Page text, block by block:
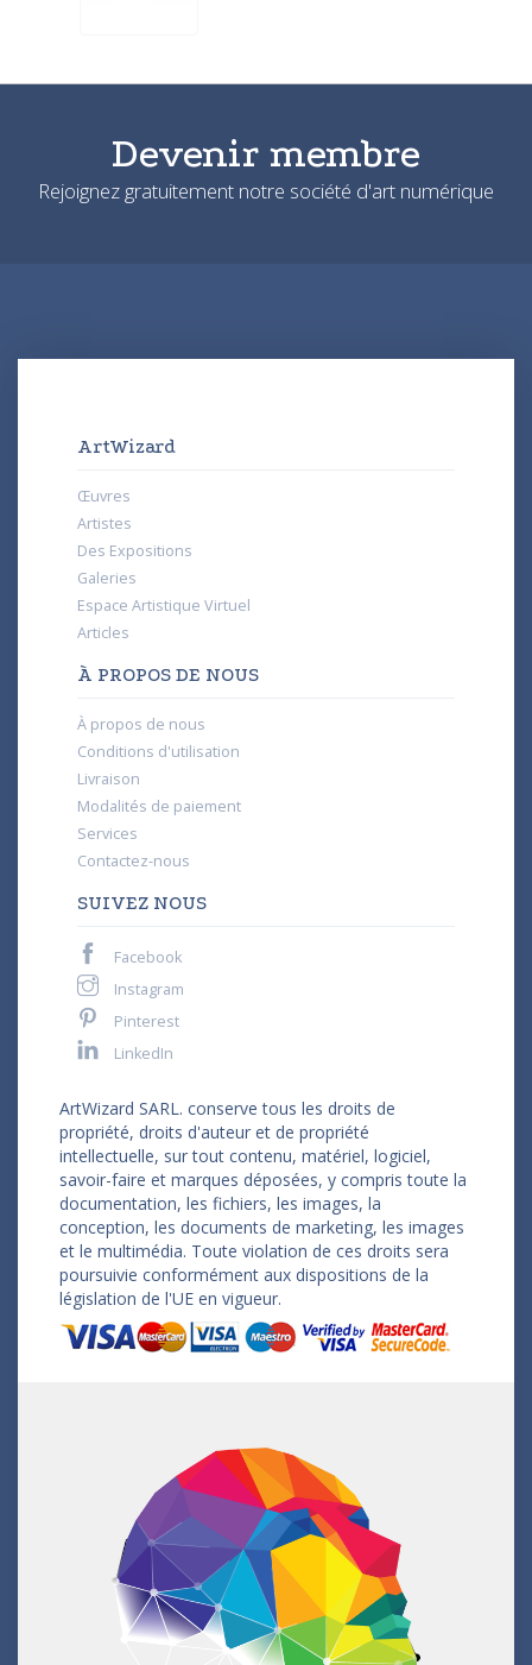
Devenir membre
Rejoignez gratuitement notre société d'art numérique
ArtWizard
Œuvres
Artistes
Des Expositions
Galeries
Espace Artistique Virtuel
Articles
À PROPOS DE NOUS
À propos de nous
Conditions d'utilisation
Livraison
Modalités de paiement
Services
Contactez-nous
SUIVEZ NOUS
Facebook
Instagram
Pinterest
LinkedIn
ArtWizard SARL. conserve tous les droits de
propriété, droits d'auteur et de propriété
intellectuelle, sur tout contenu, matériel, logiciel,
savoir-faire et marques déposées, y compris toute la
documentation, les fichiers, les images, la
conception, les documents de marketing, les images
et le multimédia. Toute violation de ces droits sera
poursuivie conformément aux dispositions de la
législation de l'UE en vigueur.